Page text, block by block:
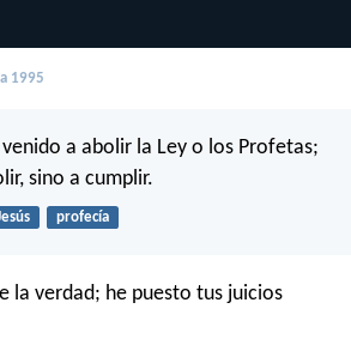
1995
a abolir la Ley o los Profetas;
sino a cumplir.
profecía
la verdad; he puesto tus juicios